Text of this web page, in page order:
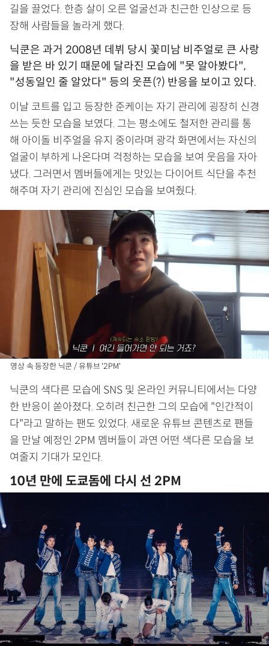
길을 끌었다. 한층 살이 오른 얼굴선과 친근한 인상으로 등
장해 사람들을 놀라게 했다.
닉쿤은 과거 2008년 데뷔 당시 꽃미남 비주얼로 큰 사랑
을 받은 바 있기 때문에 달라진 모습에 "못 알아봤다",
"성동일인 줄 알았다" 등의 웃픈(?) 반응을 보이고 있다.
이날 코트를 입고 등장한 준케이는 자기 관리에 굉장히 신경
쓰는 듯한 모습을 보였다. 그는 평소에도 철저한 관리를 통
해 아이돌 비주얼을 유지 중이라며 광각 화면에서는 자신의
얼굴이 부하게 나온다며 걱정하는 모습을 보여 웃음을 자아
냈다. 그러면서 멤버들에게는 맛있는 다이어트 식단을 추천
해주며 자기 관리에 진심인 모습을 보여줬다.
영상 속 등장한 닉쿤 / 유튜브 '2PM'
닉쿤의 색다른 모습에 SNS 및 온라인 커뮤니티에서는 다양
한 반응이 쏟아졌다. 오히려 친근한 그의 모습에 "인간적이
다"라고 말하는 팬도 있었다. 새로운 유튜브 콘텐츠로 팬들
을 만날 예정인 2PM 멤버들이 과연 어떤 색다른 모습을 보
여줄지 기대가 모인다.
10년 만에 도쿄돔에 다시 선 2PM